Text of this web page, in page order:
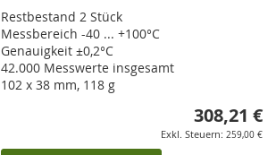
Restbestand 2 Stück
Messbereich -40 ... +100°C
Genauigkeit ±0,2°C
42.000 Messwerte insgesamt
102 x 38 mm, 118 g
308,21 €
259,00 €